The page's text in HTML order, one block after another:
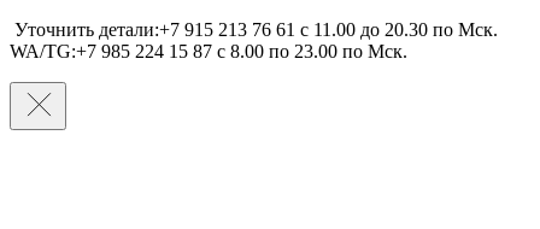
Уточнить детали:+7 915 213 76 61 c 11.00 до 20.30 по Мcк.
WA/TG:+7 985 224 15 87 c 8.00 по 23.00 по Мcк.